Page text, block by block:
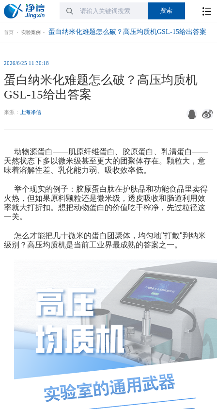
首页 实验案例 蛋白纳米化难题怎么破？高压均质机GSL-15给出答案
2026/6/25 11:30:18
蛋白纳米化难题怎么破？高压均质机
GSL-15给出答案
来源： 上海净信
动物源蛋白——肌原纤维蛋白、胶原蛋白、乳清蛋白——
天然状态下多以微米级甚至更大的团聚体存在。颗粒大，意
味着溶解性差、乳化能力弱、吸收效率低。
举个现实的例子：胶原蛋白肽在护肤品和功能食品里卖得
火热，但如果原料颗粒还是微米级，透皮吸收和肠道利用效
率就大打折扣。想把动物蛋白的价值吃干榨净，先过粒径这
一关。
怎么才能把几十微米的蛋白团聚体，均匀地"打散"到纳米
级别？高压均质机是当前工业界最成熟的答案之一。